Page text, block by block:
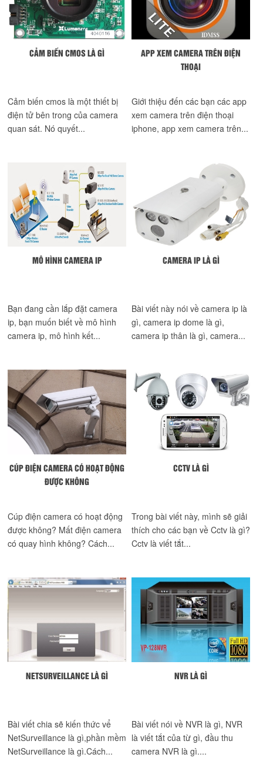
CẢM BIẾN CMOS LÀ GÌ
Cảm biến cmos là một thiết bị
điện tử bên trong của camera
quan sát. Nó quyết...
APP XEM CAMERA TRÊN ĐIỆN
THOẠI
Giới thiệu đến các bạn các app
xem camera trên điện thoại
iphone, app xem camera trên...
MÔ HÌNH CAMERA IP
Bạn đang cần lắp đặt camera
ip, bạn muốn biết về mô hình
camera ip, mô hình kết...
CAMERA IP LÀ GÌ
Bài viết này nói về camera ip là
gì, camera ip dome là gì,
camera ip thân là gì, camera...
CÚP ĐIỆN CAMERA CÓ HOẠT ĐỘNG
ĐƯỢC KHÔNG
Cúp điện camera có hoạt động
được không? Mất điện camera
có quay hình không? Cách...
CCTV LÀ GÌ
Trong bài viết này, mình sẽ giải
thích cho các bạn về Cctv là gì?
Cctv là viết tắt...
NETSURVEILLANCE LÀ GÌ
Bài viết chia sẽ kiến thức vể
NetSurveillance là gì,phần mềm
NetSurveillance là gì.Cách...
NVR LÀ GÌ
Bài viết nói về NVR là gì, NVR
là viết tắt của từ gì, đầu thu
camera NVR là gì....